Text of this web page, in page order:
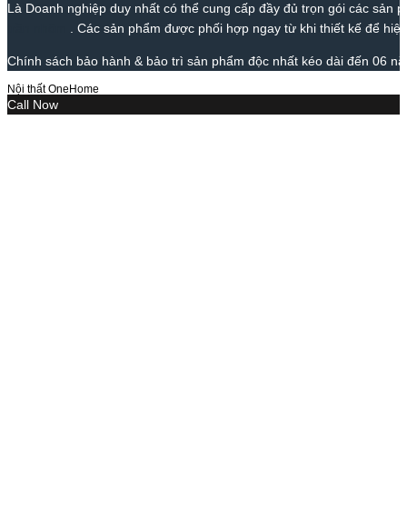
Là Doanh nghiệp duy nhất có thể cung cấp đầy đủ trọn gói các
. Các sản phẩm được phối hợp ngay từ khi thiết kế để
Chính sách bảo hành & bảo trì sản phẩm độc nhất kéo dài đến 06
Nội thất OneHome
Call Now